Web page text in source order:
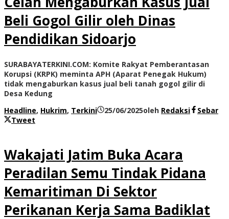
Beli Gogol Gilir oleh Dinas
Pendidikan Sidoarjo
SURABAYATERKINI.COM: Komite Rakyat Pemberantasan
Korupsi (KRPK) meminta APH (Aparat Penegak Hukum)
tidak mengaburkan kasus jual beli tanah gogol gilir di
Desa Kedung
Headline, Hukrim, Terkini 25/06/2025oleh Redaksi
Sebar
Tweet
Wakajati Jatim Buka Acara
Peradilan Semu Tindak Pidana
Kemaritiman Di Sektor
Perikanan Kerja Sama Badiklat